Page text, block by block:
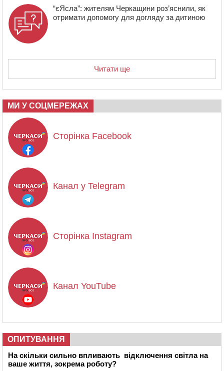
“єЯсла”: жителям Черкащини роз’яснили, як
отримати допомогу для догляду за дитиною
Читати ще
МИ У СОЦМЕРЕЖАХ
Сторінка Facebook
Канал у Telegram
Сторінка Instagram
Канал YouTube
ОПИТУВАННЯ
На скільки сильно впливають відключення світла на
ваше життя, зокрема роботу?